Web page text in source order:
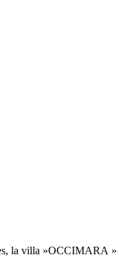
la villa